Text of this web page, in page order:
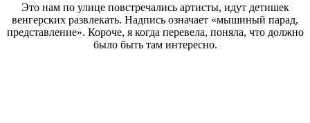
Это нам по улице повстречались артисты, идут детишек
венгерских развлекать. Надпись означает «мышиный парад,
представление». Короче, я когда перевела, поняла, что должно
было быть там интересно.